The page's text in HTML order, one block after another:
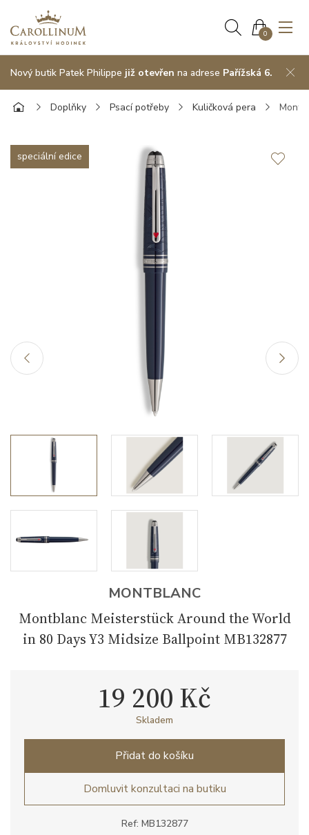
0
Nový butik Patek Philippe již otevřen na adrese Pařížská 6.
Doplňky Psací potřeby Kuličková pera
speciální edice
MONTBLANC
Montblanc Meisterstück Around the World
in 80 Days Y3 Midsize Ballpoint MB132877
Ref: MB132877
19 200 Kč
Skladem
Přidat do košíku
Domluvit konzultaci na butiku